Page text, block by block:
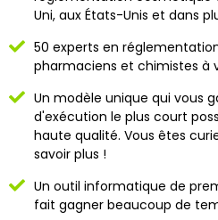
Uni, aux États-Unis et dans
50 experts en
pharmaciens et chimistes à
Un modèle unique qui vous
d'exécution le plus court
haute qualité. Vous êtes
savoir plus !
Un outil informatique de
fait gagner beaucoup de